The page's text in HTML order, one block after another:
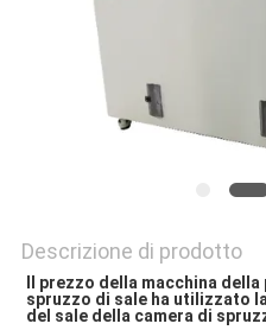
Descrizione di prodotto
Il prezzo della macchina
spruzzo di sale ha utilizzato
del sale della camera di